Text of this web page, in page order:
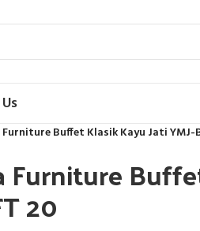
Buffet Klasik Kayu Jati YMJ-
Furniture
20